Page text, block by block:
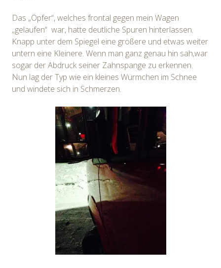
Das „Opfer“, welches frontal gegen mein Wagen
„gelaufen“ war, hatte deutliche Spuren hinterlassen.
Knapp unter dem Spiegel eine größere und etwas weiter
untern eine Kleinere. Wenn man ganz genau hin sah,war
sogar der Abdruck seiner Zahnspange zu erkennen.
Nun lag der Typ wie ein kleines Würmchen im Schnee
und windete sich in Schmerzen.